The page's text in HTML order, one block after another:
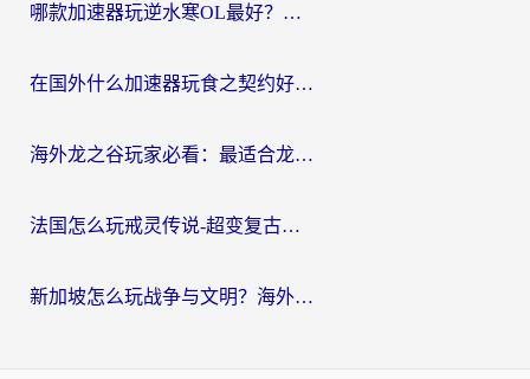
哪款加速器玩逆水寒OL最好？海外党实测后的终极选择指南
在国外什么加速器玩食之契约好用？海外党亲测有效的国服游戏加速指南
海外龙之谷玩家必看：最适合龙之谷的加速器，解决延迟卡顿还能畅玩幻书启示录和梦幻西游？
法国怎么玩戒灵传说-超变复古传奇？海外玩家国服游戏加速终极指南
新加坡怎么玩战争与文明？海外党国服游戏加速器终极避坑指南